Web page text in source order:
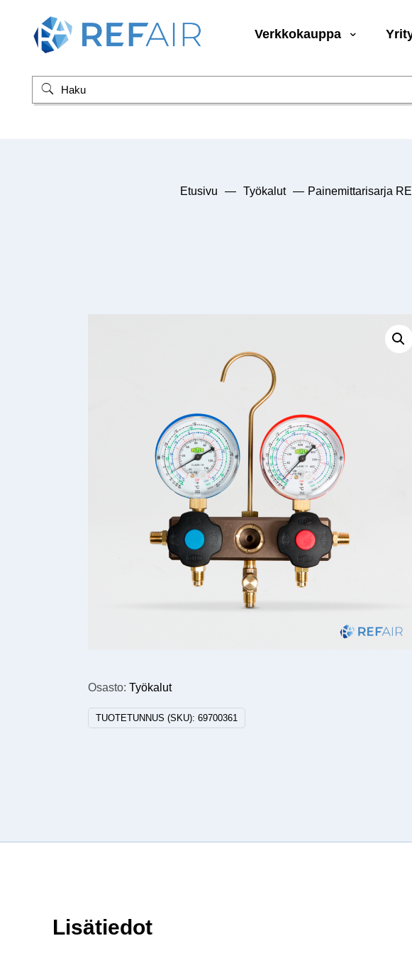
Verkkokauppa
Etusivu — Työkalut — Painemittarisarja
Osasto:Työkalut
TUOTETUNNUS (SKU):69700361
Lisätiedot